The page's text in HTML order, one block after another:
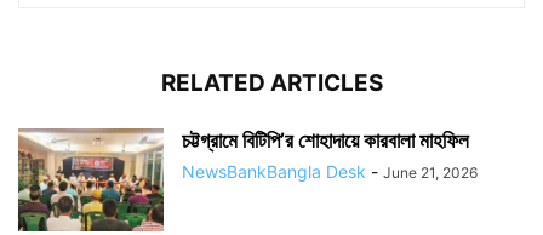
RELATED ARTICLES
চট্টগ্রামে বিটিপি’র শোহাদায়ে কারবালা মাহফিল
NewsBankBangla Desk - June 21, 2026